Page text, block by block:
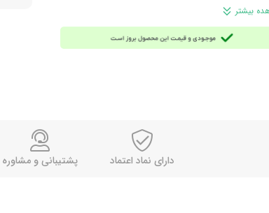
رایحه کارامل همراه با بوی دلنشین قهوه
شکر قهوه ای، پودر شیر خشک، پودر قهوه فوری، طعم
طبیعی کارامل
یک ساشه 18 گرمی را در یک لیوان بریزید،
150 میلی‌لیتر آب یا شیر داغ با دمای 80 تا 85 درجه اضافه کنید
بیشتر
دارای نماد اعتماد پشتیبانی و مشاوره